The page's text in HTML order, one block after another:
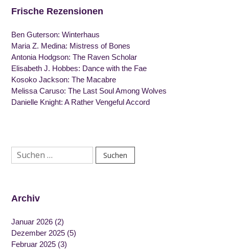
Frische Rezensionen
Ben Guterson: Winterhaus
Maria Z. Medina: Mistress of Bones
Antonia Hodgson: The Raven Scholar
Elisabeth J. Hobbes: Dance with the Fae
Kosoko Jackson: The Macabre
Melissa Caruso: The Last Soul Among Wolves
Danielle Knight: A Rather Vengeful Accord
Suchen
nach:
Archiv
Januar 2026 (2)
Dezember 2025 (5)
Februar 2025 (3)